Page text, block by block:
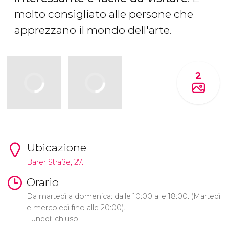
molto consigliato alle persone che
apprezzano il mondo dell'arte.
2
Ubicazione
Barer Straße, 27.
Orario
Da martedì a domenica: dalle 10:00 alle 18:00. (Martedì
e mercoledì fino alle 20:00).
Lunedì: chiuso.